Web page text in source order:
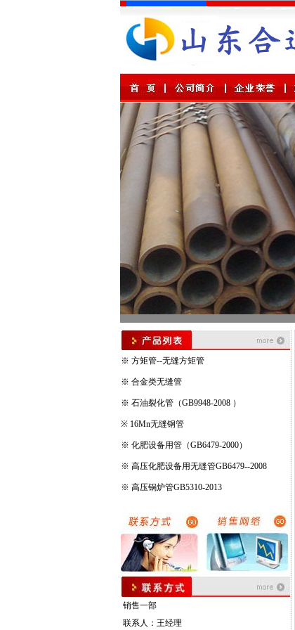
※ 方矩管--无缝方矩管
※ 合金类无缝管
※ 石油裂化管（GB9948-2008 ）
※ 16Mn无缝钢管
※ 化肥设备用管（GB6479-2000）
※ 高压化肥设备用无缝管GB6479--2008
※ 高压锅炉管GB5310-2013
销售一部
联系人：王经理